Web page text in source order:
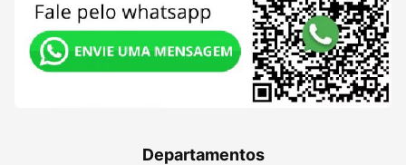
Departamentos